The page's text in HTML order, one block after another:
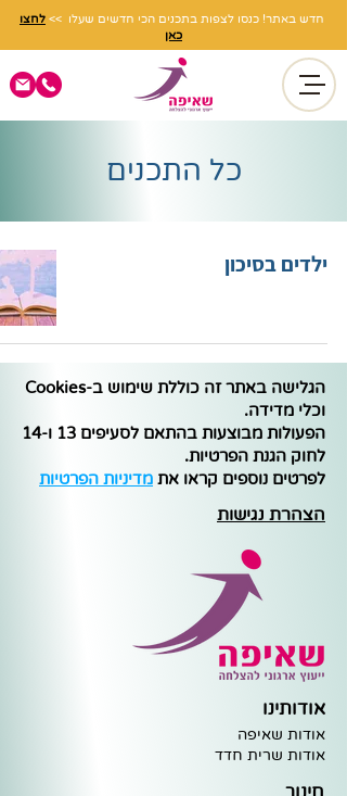
חדש באתר! כנסו לצפות בתכנים הכי חדשים שעלו >> לחצו
כאן
כל התכנים
ילדים בסיכון
הגלישה באתר זה כוללת שימוש ב-Cookies
וכלי מדידה.
הפעולות מבוצעות בהתאם לסעיפים 13 ו-14
לחוק הגנת הפרטיות.
לפרטים נוספים קראו את מדיניות הפרטיות
הצהרת נגישות
אודותינו
אודות שאיפה
אודות שרית חדד